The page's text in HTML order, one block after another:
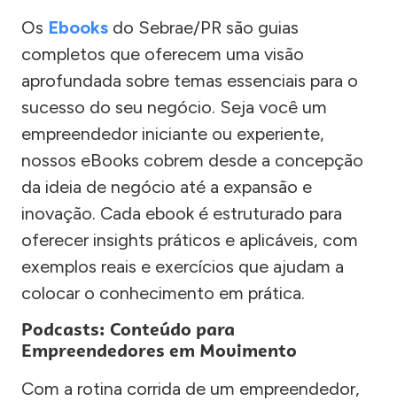
Os Ebooks do Sebrae/PR são guias
completos que oferecem uma visão
aprofundada sobre temas essenciais para o
sucesso do seu negócio. Seja você um
empreendedor iniciante ou experiente,
nossos eBooks cobrem desde a concepção
da ideia de negócio até a expansão e
inovação. Cada ebook é estruturado para
oferecer insights práticos e aplicáveis, com
exemplos reais e exercícios que ajudam a
colocar o conhecimento em prática.
Podcasts: Conteúdo para
Empreendedores em Movimento
Com a rotina corrida de um empreendedor,